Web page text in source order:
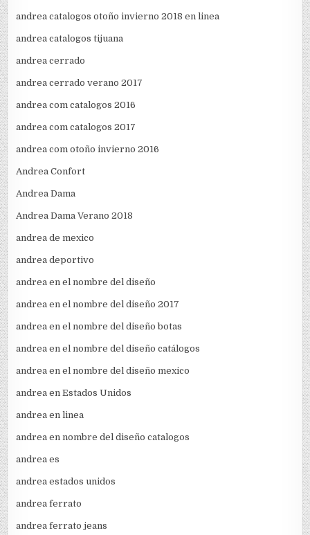
andrea catalogos otoño invierno 2018 en linea
andrea catalogos tijuana
andrea cerrado
andrea cerrado verano 2017
andrea com catalogos 2016
andrea com catalogos 2017
andrea com otoño invierno 2016
Andrea Confort
Andrea Dama
Andrea Dama Verano 2018
andrea de mexico
andrea deportivo
andrea en el nombre del diseño
andrea en el nombre del diseño 2017
andrea en el nombre del diseño botas
andrea en el nombre del diseño catálogos
andrea en el nombre del diseño mexico
andrea en Estados Unidos
andrea en linea
andrea en nombre del diseño catalogos
andrea es
andrea estados unidos
andrea ferrato
andrea ferrato jeans